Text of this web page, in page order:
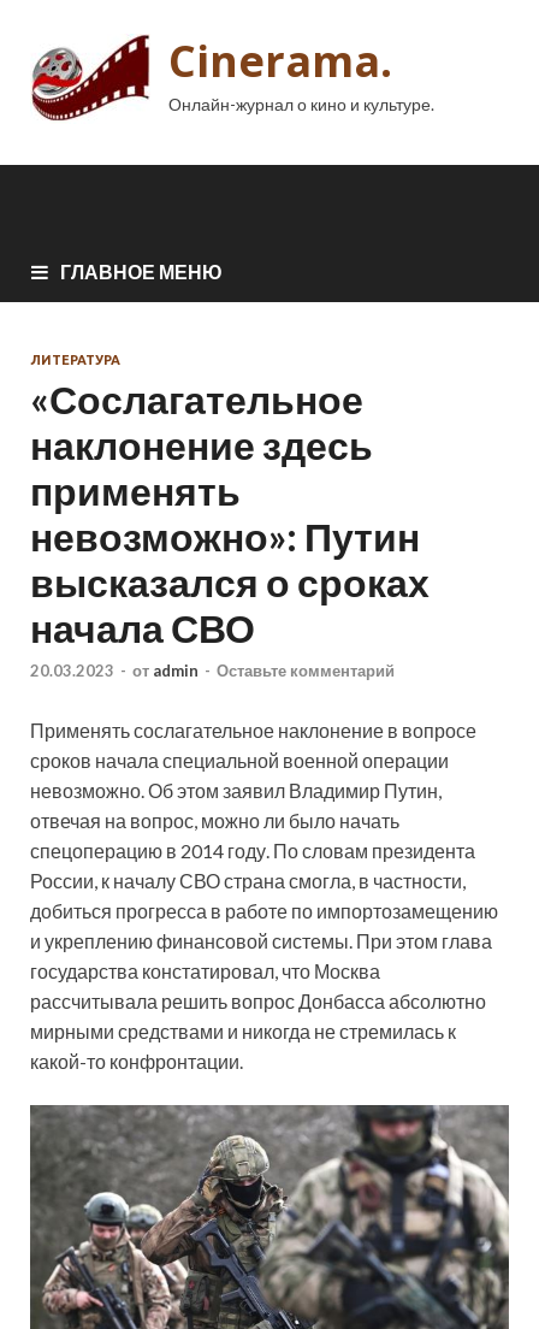
Cinerama.
Онлайн-журнал о кино и культуре.
ГЛАВНОЕ МЕНЮ
ЛИТЕРАТУРА
«Сослагательное
наклонение здесь
применять
невозможно»: Путин
высказался о сроках
начала СВО
20.03.2023 - от admin - Оставьте комментарий
Применять сослагательное наклонение в вопросе
сроков начала специальной военной операции
невозможно. Об этом заявил Владимир Путин,
отвечая на вопрос, можно ли было начать
спецоперацию в 2014 году. По словам президента
России, к началу СВО страна смогла, в частности,
добиться прогресса в работе по импортозамещению
и укреплению финансовой системы. При этом глава
государства констатировал, что Москва
рассчитывала решить вопрос Донбасса абсолютно
мирными средствами и никогда не стремилась к
какой-то конфронтации.